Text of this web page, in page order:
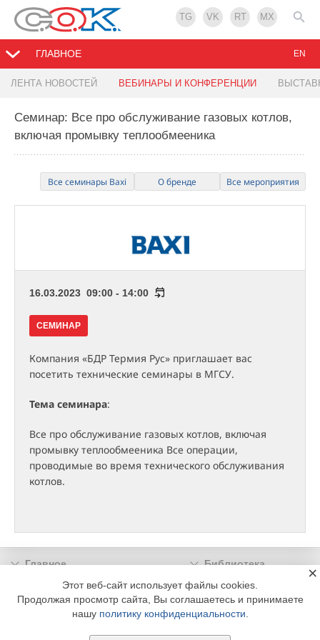
TG VK RT MX
ГЛАВНОЕ
ЛЕНТА НОВОСТЕЙ ВЕБИНАРЫ И КОНФЕРЕНЦИИ
EN
Семинар: Все про обслуживание газовых котлов,
включая промывку теплообмееника
Все семинары Baxi О бренде Все мероприятия
16.03.2023 09:00 - 14:00
СЕМИНАР
Компания «БДР Термия Рус» приглашает вас
посетить технические семинары в МГСУ.
Тема семинара:
Все про обслуживание газовых котлов, включая
промывку теплообмееника Все операции,
проводимые во время технического обслуживания
котлов.
Главное
Библиотека
Подписка
Реклама
Информация
© 2002 - 2026 OOO Издательский дом «МЕДИА ТЕХНОЛОДЖИ» +7 (495) 665-00-
Этот веб-сайт использует файлы cookies.
Продолжая просмотр сайта, Вы соглашаетесь и принимаете
нашу политику конфиденциальности
×